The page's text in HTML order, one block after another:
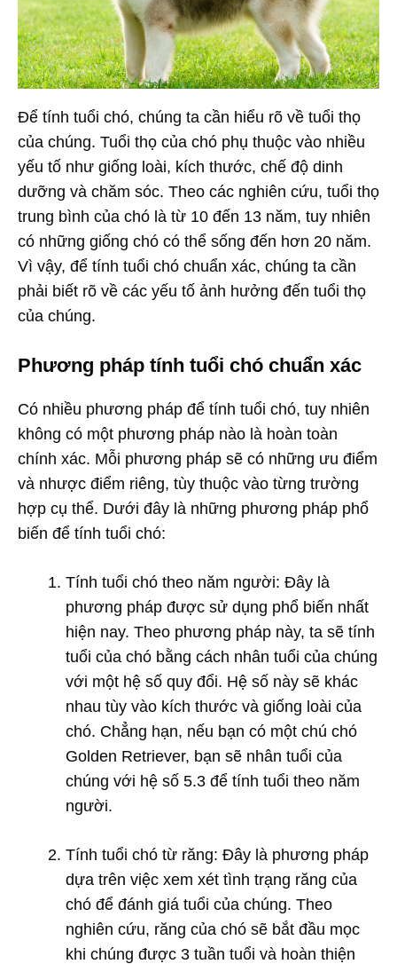
Để tính tuổi chó, chúng ta cần hiểu rõ về tuổi thọ
của chúng. Tuổi thọ của chó phụ thuộc vào nhiều
yếu tố như giống loài, kích thước, chế độ dinh
dưỡng và chăm sóc. Theo các nghiên cứu, tuổi thọ
trung bình của chó là từ 10 đến 13 năm, tuy nhiên
có những giống chó có thể sống đến hơn 20 năm.
Vì vậy, để tính tuổi chó chuẩn xác, chúng ta cần
phải biết rõ về các yếu tố ảnh hưởng đến tuổi thọ
của chúng.
Phương pháp tính tuổi chó chuẩn xác
Có nhiều phương pháp để tính tuổi chó, tuy nhiên
không có một phương pháp nào là hoàn toàn
chính xác. Mỗi phương pháp sẽ có những ưu điểm
và nhược điểm riêng, tùy thuộc vào từng trường
hợp cụ thể. Dưới đây là những phương pháp phổ
biến để tính tuổi chó:
Tính tuổi chó theo năm người: Đây là
phương pháp được sử dụng phổ biến nhất
hiện nay. Theo phương pháp này, ta sẽ tính
tuổi của chó bằng cách nhân tuổi của chúng
với một hệ số quy đổi. Hệ số này sẽ khác
nhau tùy vào kích thước và giống loài của
chó. Chẳng hạn, nếu bạn có một chú chó
Golden Retriever, bạn sẽ nhân tuổi của
chúng với hệ số 5.3 để tính tuổi theo năm
người.
Tính tuổi chó từ răng: Đây là phương pháp
dựa trên việc xem xét tình trạng răng của
chó để đánh giá tuổi của chúng. Theo
nghiên cứu, răng của chó sẽ bắt đầu mọc
khi chúng được 3 tuần tuổi và hoàn thiện